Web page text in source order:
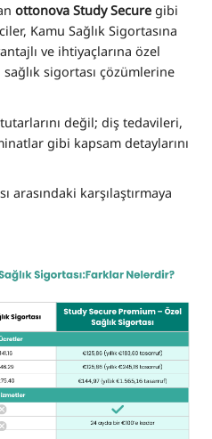
ottonova Study Secure gibi
Kamu Sağlık Sigortasına
ve ihtiyaçlarına özel
sigortası çözümlerine
değil; diş tedavileri,
gibi kapsam detaylarını
arasındaki karşılaştırmaya